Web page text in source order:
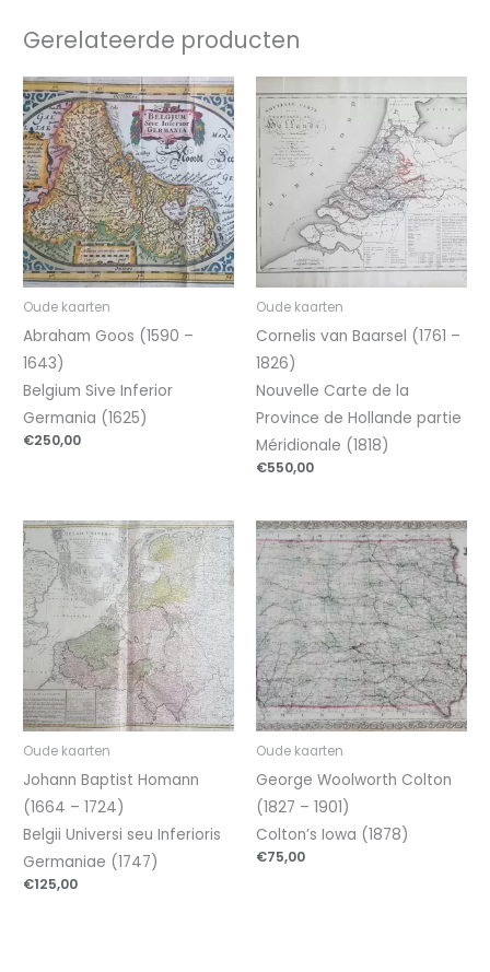
Gerelateerde producten
Oude kaarten
Abraham Goos (1590 –
1643)
Belgium Sive Inferior
Germania (1625)
€250,00
Oude kaarten
Cornelis van Baarsel (1761 –
1826)
Nouvelle Carte de la
Province de Hollande partie
Méridionale (1818)
€550,00
Oude kaarten
Johann Baptist Homann
(1664 – 1724)
Belgii Universi seu Inferioris
Germaniae (1747)
€125,00
Oude kaarten
George Woolworth Colton
(1827 – 1901)
Colton’s Iowa (1878)
€75,00